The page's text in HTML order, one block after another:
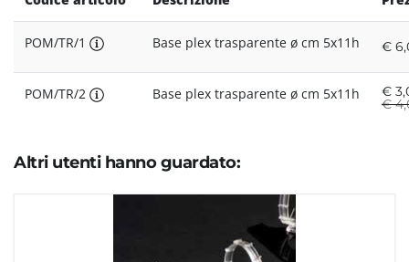
POM/TR/1 Base plex trasparente ø cm 5x11h €
POM/TR/2 Base plex trasparente ø cm 5x11h €
€
Altri utenti hanno guardato: